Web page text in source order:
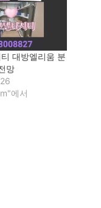
대방엘리움 분
망
에서